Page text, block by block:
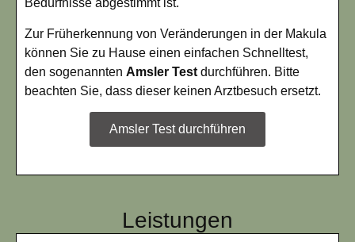
Bedürfnisse abgestimmt ist.
Zur Früherkennung von Veränderungen in der Makula
können Sie zu Hause einen einfachen Schnelltest,
den sogenannten Amsler Test durchführen. Bitte
beachten Sie, dass dieser keinen Arztbesuch ersetzt.
Amsler Test durchführen
Leistungen